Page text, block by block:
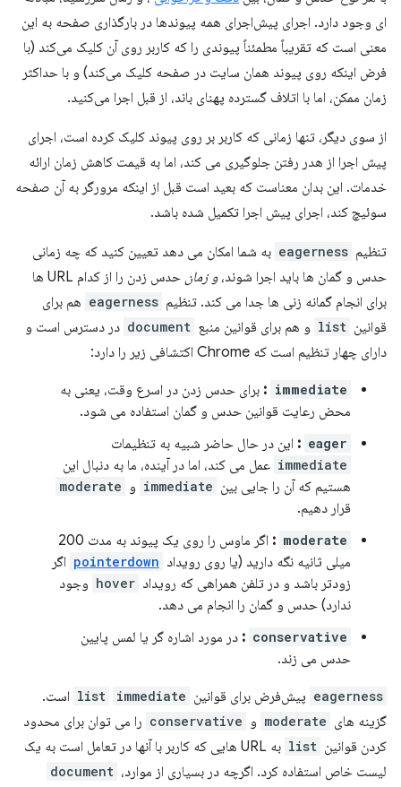
ای وجود دارد. اجرای پیش‌اجرای همه پیوندها در بارگذاری صفحه به این
معنی است که تقریباً مطمئناً پیوندی را که کاربر روی آن کلیک می‌کند (با
فرض اینکه روی پیوند همان سایت در صفحه کلیک می‌کند) و با حداکثر
زمان ممکن، اما با اتلاف گسترده پهنای باند، از قبل اجرا می‌کنید.
از سوی دیگر، تنها زمانی که کاربر بر روی پیوند کلیک کرده است، اجرای
پیش اجرا از هدر رفتن جلوگیری می کند، اما به قیمت کاهش زمان ارائه
خدمات. این بدان معناست که بعید است قبل از اینکه مرورگر به آن صفحه
سوئیچ کند، اجرای پیش اجرا تکمیل شده باشد.
تنظیم eagerness به شما امکان می دهد تعیین کنید که چه زمانی
حدس و گمان ها باید اجرا شوند،و زمان
حدس زدن را از کدام URL ها
برای انجام گمانه زنی ها جدا می کند. تنظیم eagerness هم برای
قوانین list و هم برای قوانین منبع document در دسترس است و
دارای چهار تنظیم است که Chrome اکتشافی زیر را دارد:
immediate
: برای حدس زدن در اسرع وقت، یعنی به
محض رعایت قوانین حدس و گمان استفاده می شود.
eager
: این در حال حاضر شبیه به تنظیمات
immediate عمل می کند، اما در آینده، ما به دنبال این
هستیم که آن را جایی بین immediate و moderate
قرار دهیم.
moderate
​​:
اگر ماوس را روی یک پیوند به مدت 200
میلی ثانیه نگه دارید (یا روی رویداد pointerdown اگر
زودتر باشد و در تلفن همراهی که رویداد hover وجود
ندارد) حدس و گمان را انجام می دهد.
conservative
: در مورد اشاره گر یا لمس پایین
حدس می زند.
eagerness پیش‌فرض برای قوانین list immediate
است.
گزینه های moderate ​​و conservative را می توان برای محدود
کردن قوانین list
به URL هایی که کاربر با آنها در تعامل است به یک
لیست خاص استفاده کرد. اگرچه در بسیاری از موارد، document